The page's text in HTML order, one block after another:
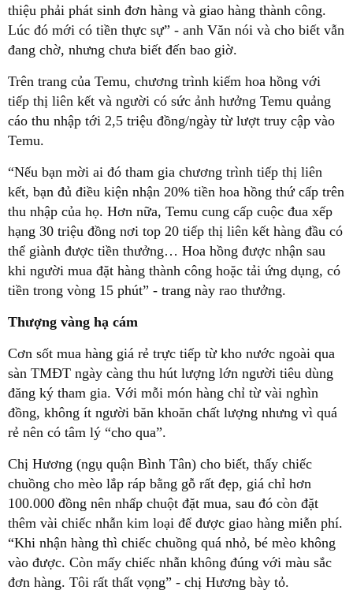
thiệu phải phát sinh đơn hàng và giao hàng thành công.
Lúc đó mới có tiền thực sự” - anh Văn nói và cho biết vẫn
đang chờ, nhưng chưa biết đến bao giờ.
Trên trang của Temu, chương trình kiếm hoa hồng với
tiếp thị liên kết và người có sức ảnh hưởng Temu quảng
cáo thu nhập tới 2,5 triệu đồng/ngày từ lượt truy cập vào
Temu.
“Nếu bạn mời ai đó tham gia chương trình tiếp thị liên
kết, bạn đủ điều kiện nhận 20% tiền hoa hồng thứ cấp trên
thu nhập của họ. Hơn nữa, Temu cung cấp cuộc đua xếp
hạng 30 triệu đồng nơi top 20 tiếp thị liên kết hàng đầu có
thể giành được tiền thưởng… Hoa hồng được nhận sau
khi người mua đặt hàng thành công hoặc tải ứng dụng, có
tiền trong vòng 15 phút” - trang này rao thưởng.
Thượng vàng hạ cám
Cơn sốt mua hàng giá rẻ trực tiếp từ kho nước ngoài qua
sàn TMĐT ngày càng thu hút lượng lớn người tiêu dùng
đăng ký tham gia. Với mỗi món hàng chỉ từ vài nghìn
đồng, không ít người băn khoăn chất lượng nhưng vì quá
rẻ nên có tâm lý “cho qua”.
Chị Hương (ngụ quận Bình Tân) cho biết, thấy chiếc
chuồng cho mèo lắp ráp bằng gỗ rất đẹp, giá chỉ hơn
100.000 đồng nên nhấp chuột đặt mua, sau đó còn đặt
thêm vài chiếc nhẫn kim loại để được giao hàng miễn phí.
“Khi nhận hàng thì chiếc chuồng quá nhỏ, bé mèo không
vào được. Còn mấy chiếc nhẫn không đúng với màu sắc
đơn hàng. Tôi rất thất vọng” - chị Hương bày tỏ.